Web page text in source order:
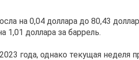
на 0,04 доллара до 80,43
доллара за баррель.
года, однако текущая